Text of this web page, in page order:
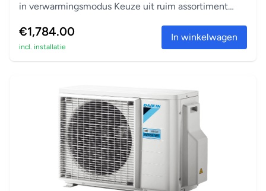
in verwarmingsmodus Keuze uit ruim assortiment
€1,784.00
incl. installatie
In winkelwagen